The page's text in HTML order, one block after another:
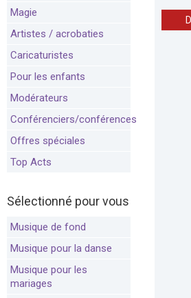
Magie
Artistes / acrobaties
Caricaturistes
Pour les enfants
Modérateurs
Conférenciers/conférences
Offres spéciales
Top Acts
Sélectionné pour vous
Musique de fond
Musique pour la danse
Musique pour les
mariages